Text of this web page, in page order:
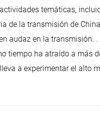
temáticas,
de la transmisión de
audaz en la transmisión. .
tiempo ha atraído a más
a experimentar el alto